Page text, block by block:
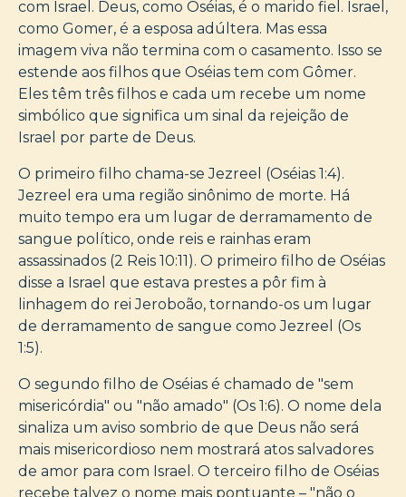
com Israel. Deus, como Oséias, é o marido fiel. Israel,
como Gomer, é a esposa adúltera. Mas essa
imagem viva não termina com o casamento. Isso se
estende aos filhos que Oséias tem com Gômer.
Eles têm três filhos e cada um recebe um nome
simbólico que significa um sinal da rejeição de
Israel por parte de Deus.
O primeiro filho chama-se Jezreel (Oséias 1:4).
Jezreel era uma região sinônimo de morte. Há
muito tempo era um lugar de derramamento de
sangue político, onde reis e rainhas eram
assassinados (2 Reis 10:11). O primeiro filho de Oséias
disse a Israel que estava prestes a pôr fim à
linhagem do rei Jeroboão, tornando-os um lugar
de derramamento de sangue como Jezreel (Os
1:5).
O segundo filho de Oséias é chamado de "sem
misericórdia" ou "não amado" (Os 1:6). O nome dela
sinaliza um aviso sombrio de que Deus não será
mais misericordioso nem mostrará atos salvadores
de amor para com Israel. O terceiro filho de Oséias
recebe talvez o nome mais pontuante – "não o